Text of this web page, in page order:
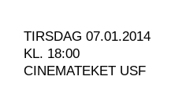
TIRSDAG 07.01.2014
KL. 18:00
CINEMATEKET USF